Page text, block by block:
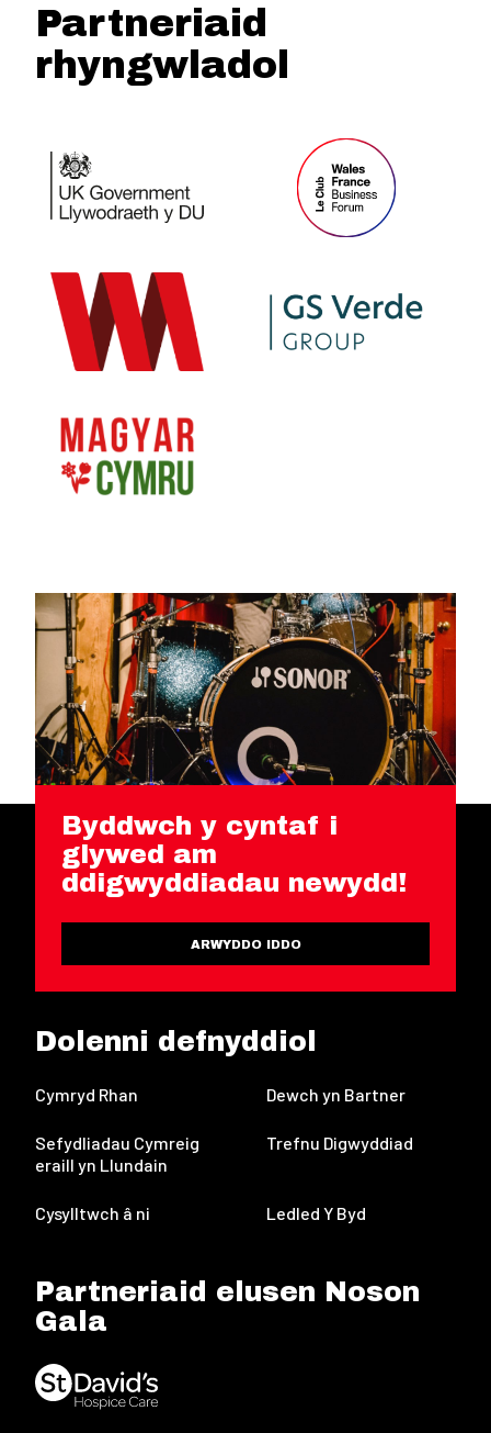
Partneriaid
rhyngwladol
Byddwch y cyntaf i
glywed am
ddigwyddiadau newydd!
ARWYDDO IDDO
Dolenni defnyddiol
Cymryd Rhan Dewch yn Bartner
Sefydliadau Cymreig
eraill yn Llundain
Trefnu Digwyddiad
Cysylltwch â ni Ledled Y Byd
Partneriaid elusen Noson
Gala